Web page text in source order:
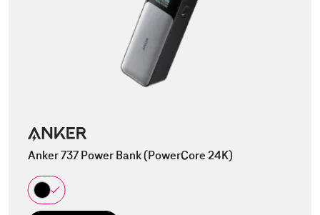
Anker 737 Power Bank (PowerCore 24K)